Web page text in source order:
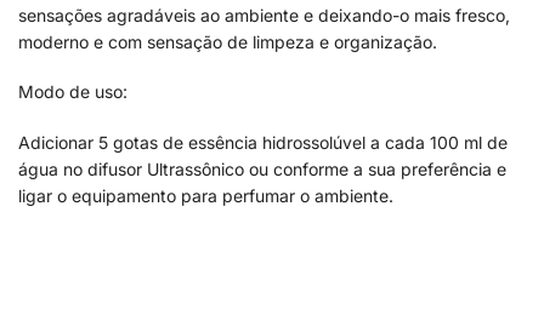
sensações agradáveis ao ambiente e deixando-o mais fresco,
moderno e com sensação de limpeza e organização.
Modo de uso:
Adicionar 5 gotas de essência hidrossolúvel a cada 100 ml de
água no difusor Ultrassônico ou conforme a sua preferência e
ligar o equipamento para perfumar o ambiente.